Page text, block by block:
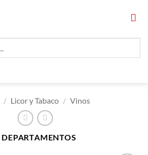
/ Licor y Tabaco / Vinos
DEPARTAMENTOS